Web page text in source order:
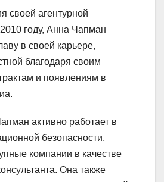
своей агентурной
году, Анна Чапман
в своей карьере,
благодаря своим
и появлениям в
активно работает в
безопасности,
компании в качестве
Она также